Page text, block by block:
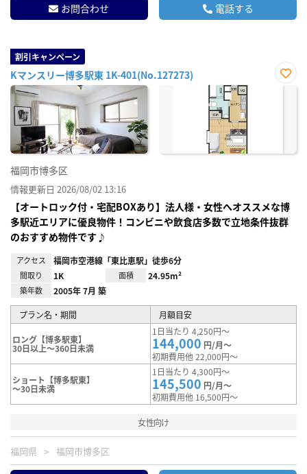
お問合わせ 電話する
割引キャンペーン
Kマンスリー博多駅東 1K-401(No.127273)
お気
福岡市博多区
情報更新日 2026/08/02 13:16
【オートロック付・宅配BOXあり】法人様・女性へオススメな博
多駅近エリアに優良物件！コンビニや飲食店多数で立地条件抜群
のおすすめ物件です♪
アクセス 福岡市空港線「東比恵駅」徒歩6分
間取り 1K 面積 24.95m²
築年数 2005年 7月 築
プラン名・期間 月額目安
ロング【博多駅東】
30日以上～360日未満
1日当たり 4,250円～
144,000 円/月～
初期費用他 22,000円～
ショート【博多駅東】
～30日未満
1日当たり 4,300円～
145,500 円/月～
初期費用他 16,500円～
女性向け
福岡県 福岡市博多区